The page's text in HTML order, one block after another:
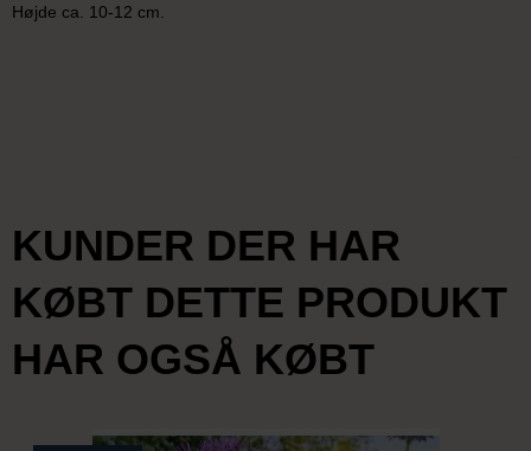
Højde ca. 10-12 cm.
KUNDER DER HAR
KØBT DETTE PRODUKT
HAR OGSÅ KØBT